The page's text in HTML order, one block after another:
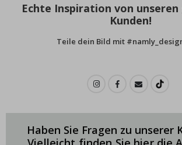
Echte Inspiration von unseren
Kunden!
Teile dein Bild mit
Haben Sie Fragen zu unserer